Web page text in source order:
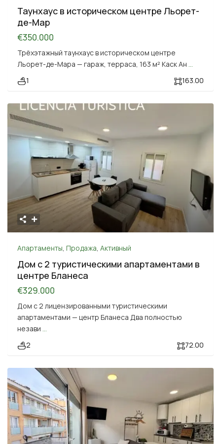
Таунхаус в историческом центре Льорет-
де-Мар
€350.000
Трёхэтажный таунхаус в историческом центре
Льорет-де-Мара — гараж, терраса, 163 м² Каск Ан ...
1
163.00
Апартаменты, Продажа, Активный
Дом с 2 туристическими апартаментами в
центре Бланеса
€329.000
Дом с 2 лицензированными туристическими
апартаментами — центр Бланеса Два полностью
незави ...
2
72.00